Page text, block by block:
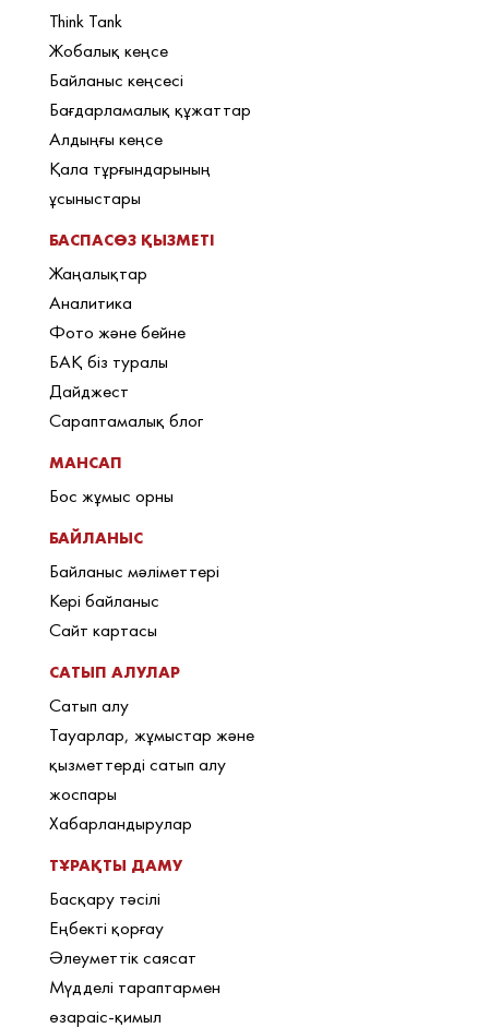
Think Tank
Жобалық кеңсе
Байланыс кеңсесі
Бағдарламалық құжаттар
Алдыңғы кеңсе
Қала тұрғындарының
ұсыныстары
БАСПАСӨЗ ҚЫЗМЕТІ
Жаңалықтар
Аналитика
Фото және бейне
БАҚ біз туралы
Дайджест
Сараптамалық блог
МАНСАП
Бос жұмыс орны
БАЙЛАНЫС
Байланыс мәліметтері
Кері байланыс
Сайт картасы
САТЫП АЛУЛАР
Сатып алу
Тауарлар, жұмыстар және
қызметтерді сатып алу
жоспары
Хабарландырулар
ТҰРАҚТЫ ДАМУ
Басқару тәсілі
Еңбекті қорғау
Әлеуметтік саясат
Мүдделі тараптармен
өзараіс-қимыл